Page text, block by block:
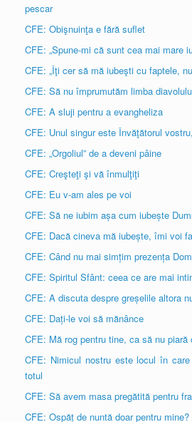
pescar
CFE: Obişnuinţa e fără suflet
CFE: „Spune-mi că sunt cea mai mare
CFE: „Îţi cer să mă iubeşti cu faptele,
CFE: Să nu împrumutăm limba
CFE: A sluji pentru a evangheliza
CFE: Unul singur este Învăţătorul
CFE: „Orgoliul” de a deveni pâine
CFE: Creşteţi şi vă înmulţiţi
CFE: Eu v-am ales pe voi
CFE: Să ne iubim așa cum iubește
CFE: Dacă cineva mă iubește, îmi voi
CFE: Când nu mai simțim prezența
CFE: Spiritul Sfânt: ceea ce are mai
CFE: A discuta despre greșelile altora
CFE: Dați-le voi să mănânce
CFE: Mă rog pentru tine, ca să nu piară
CFE: Nimicul nostru este locul în
totul
CFE: Să avem masa pregătită pentru
CFE: Ospăț de nuntă doar pentru mine?